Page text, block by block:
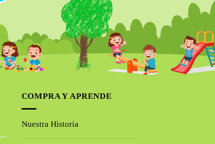
COMPRA Y APRENDE
Nuestra Historia